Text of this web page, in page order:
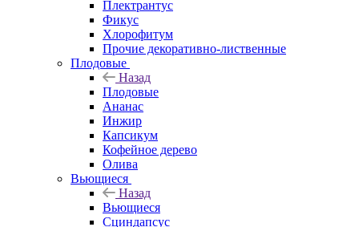
Плектрантус
Фикус
Хлорофитум
Прочие декоративно-лиственные
Плодовые
Назад
Плодовые
Ананас
Инжир
Капсикум
Кофейное дерево
Олива
Вьющиеся
Назад
Вьющиеся
Сциндапсус